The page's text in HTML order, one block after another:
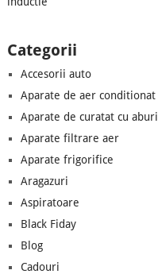
Categorii
Accesorii auto
Aparate de aer conditionat
Aparate de curatat cu aburi
Aparate filtrare aer
Aparate frigorifice
Aragazuri
Aspiratoare
Black Fiday
Blog
Cadouri